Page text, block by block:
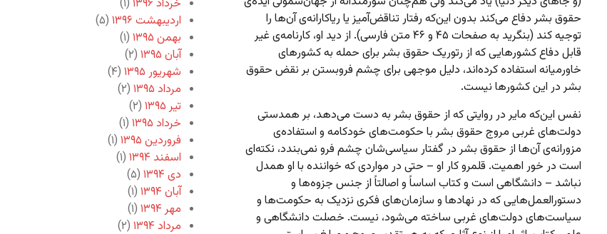
حقوق بشر دفاع می‌کند بدون این‌که رفتار تناقض‌آمیز یا ریاکارانه‌ی آن‌ها را
توجیه کند (بنگرید به صفحات ۴۵ و ۴۶ متن فارسی). از دید او، کارنامه‌ی غیر
قابل دفاع کشورهایی که از رتوریک حقوق بشر برای حمله به کشورهای
خاورمیانه استفاده کرده‌اند، دلیل موجهی برای چشم فروبستن بر نقض حقوق
بشر در این کشورها نیست.
نفس این‌که مایر در روایتی که از حقوق بشر به دست می‌دهد، بر همدستی
دولت‌های غربی مروج حقوق بشر با حکومت‌های خودکامه و استفاده‌ی
مزورانه‌ی آن‌ها از حقوق بشر در گفتار سیاسی‌شان چشم فرو نمی‌بندد، نکته‌ای
است در خور اهمیت. قلمرو کار او – حتی در مواردی که خواننده با او همدل
نباشد – دانشگاهی است و کتاب اساساً و اصالتاً از جنس جزوه‌ها و
دستورالعمل‌هایی که در نهادها و سازمان‌های فکری نزدیک به حکومت‌ها و
سیاست‌های دولت‌های غربی ساخته می‌شود، نیست. خصلت دانشگاهی و
خرداد ۱۳۹۶
(۱)
اردیبهشت ۱۳۹۶
(۵)
بهمن ۱۳۹۵
(۱)
آبان ۱۳۹۵
(۲)
شهریور ۱۳۹۵
(۴)
مرداد ۱۳۹۵
(۲)
تیر ۱۳۹۵
(۲)
خرداد ۱۳۹۵
(۱)
فروردین ۱۳۹۵
(۱)
اسفند ۱۳۹۴
(۱)
دی ۱۳۹۴
(۵)
آبان ۱۳۹۴
(۱)
مهر ۱۳۹۴
(۱)
مرداد ۱۳۹۴
(۲)